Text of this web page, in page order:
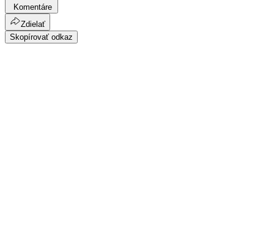
Komentáre
Zdielať
Skopírovať odkaz